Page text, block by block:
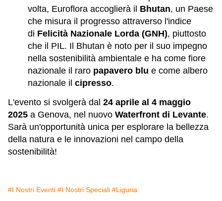
volta, Euroflora accoglierà il Bhutan, un Paese
che misura il progresso attraverso l'indice
di Felicità Nazionale Lorda (GNH), piuttosto
che il PIL. Il Bhutan è noto per il suo impegno
nella sostenibilità ambientale e ha come fiore
nazionale il raro papavero blu e come albero
nazionale il cipresso.
L'evento si svolgerà dal 24 aprile al 4 maggio
2025 a Genova, nel nuovo Waterfront di Levante.
Sarà un'opportunità unica per esplorare la bellezza
della natura e le innovazioni nel campo della
sostenibilità!
#I Nostri Eventi #I Nostri Speciali #Liguria